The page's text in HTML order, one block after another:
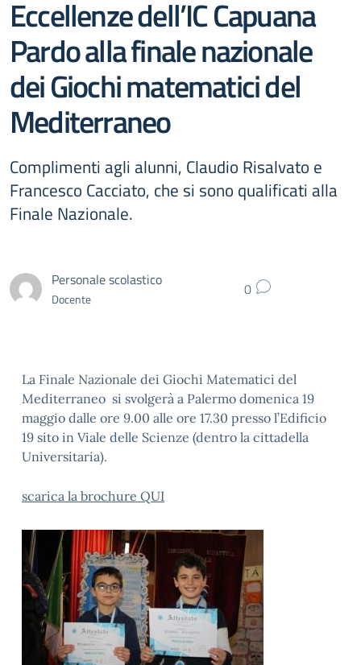
Eccellenze dell’IC Capuana
Pardo alla finale nazionale
dei Giochi matematici del
Mediterraneo
Complimenti agli alunni, Claudio Risalvato e
Francesco Cacciato, che si sono qualificati alla
Finale Nazionale.
Personale scolastico
Docente 0
La Finale Nazionale dei Giochi Matematici del
Mediterraneo si svolgerà a Palermo domenica 19
maggio dalle ore 9.00 alle ore 17.30 presso l’Edificio
19 sito in Viale delle Scienze (dentro la cittadella
Universitaria).
scarica la brochure QUI